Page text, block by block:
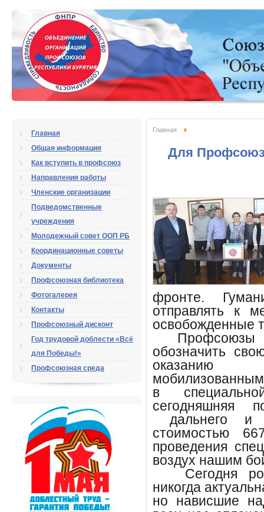
Главная
Общая информация
Как вступить в профсоюз
Направления работы
Членские организации
Подведомственные
учреждения
Молодежный совет ООП РБ
Координационные советы
Документы
Профсоюзная библиотека
Фотогалерея
Контакты
Профсоюзный дисконт
Год трудовой доблести «Всё
для Победы!»
Профсоюзная среда
Главная
Для
фронте.
отправлять к
освобожденные
Профсоюзы
обозначить
оказанию
в
сегодняшняя
дальнего и
стоимостью
проведения
воздух нашим
Сегодня
никогда
но нависшие